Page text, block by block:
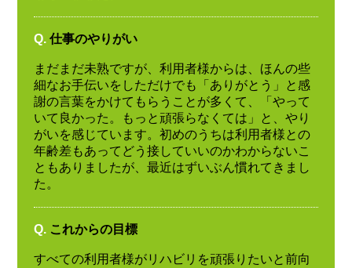
Q. 仕事のやりがい
まだまだ未熟ですが、利用者様からは、ほんの些
細なお手伝いをしただけでも「ありがとう」と感
謝の言葉をかけてもらうことが多くて、「やって
いて良かった。もっと頑張らなくては」と、やり
がいを感じています。初めのうちは利用者様との
年齢差もあってどう接していいのかわからないこ
ともありましたが、最近はずいぶん慣れてきまし
た。
Q. これからの目標
すべての利用者様がリハビリを頑張りたいと前向